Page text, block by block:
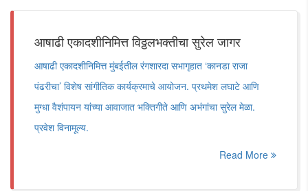
आषाढी एकादशीनिमित्त विठ्ठलभक्तीचा सुरेल जागर
आषाढी एकादशीनिमित्त मुंबईतील रंगशारदा सभागृहात ‘कानडा राजा
पंढरीचा’ विशेष सांगीतिक कार्यक्रमाचे आयोजन. प्रथमेश लघाटे आणि
मुग्धा वैशंपायन यांच्या आवाजात भक्तिगीते आणि अभंगांचा सुरेल मेळा.
प्रवेश विनामूल्य.
Read More